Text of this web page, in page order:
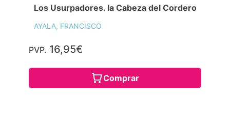
Los Usurpadores. la Cabeza del Cordero
AYALA, FRANCISCO
PVP. 16,95€
Comprar